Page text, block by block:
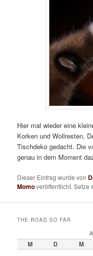
Hier mal wieder eine
Korken und Wollresten.
Tischdeko gedacht. Die
genau in dem Moment
Dieser Eintrag wurde von
Momoveröffentlicht. Setze
THE ROAD SO FAR
M D M